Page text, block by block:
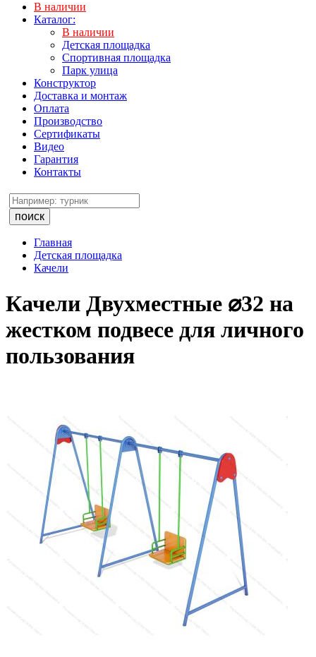
В наличии
Каталог:
В наличии
Детская площадка
Спортивная площадка
Парк улица
Конструктор
Доставка и монтаж
Оплата
Производство
Сертификаты
Видео
Гарантия
Контакты
поиск
Главная
Детская площадка
Качели
Качели Двухместные ⌀32 на
жестком подвесе для личного
пользования